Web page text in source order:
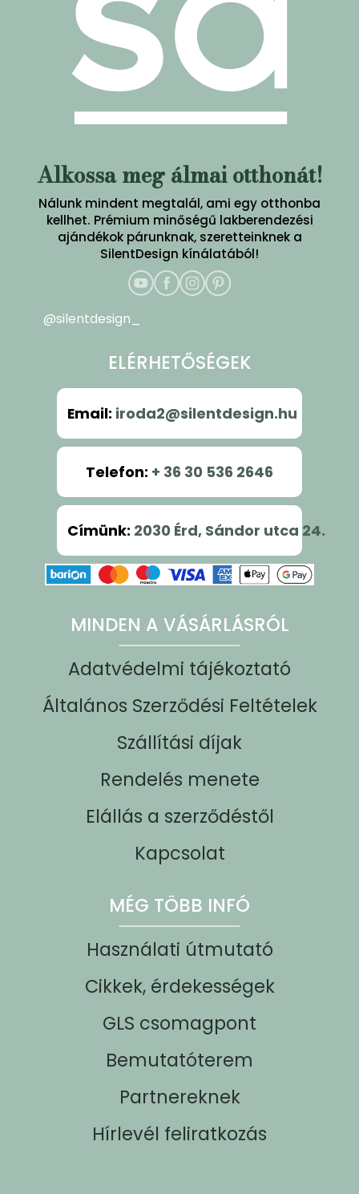
Alkossa meg álmai otthonát!
Nálunk mindent megtalál, ami egy otthonba
kellhet. Prémium minőségű lakberendezési
ajándékok párunknak, szeretteinknek a
SilentDesign kínálatából!
MINDEN A VÁSÁRLÁSRÓL
Adatvédelmi tájékoztató
Általános Szerződési Feltételek
Szállítási díjak
Rendelés menete
Elállás a szerződéstől
Kapcsolat
MÉG TÖBB INFÓ
Használati útmutató
Cikkek, érdekességek
GLS csomagpont
Bemutatóterem
Partnereknek
Hírlevél feliratkozás
@silentdesign_
ELÉRHETŐSÉGEK
Email: iroda2@silentdesign.hu
Telefon: + 36 30 536 2646
Címünk: 2030 Érd, Sándor utca 24.